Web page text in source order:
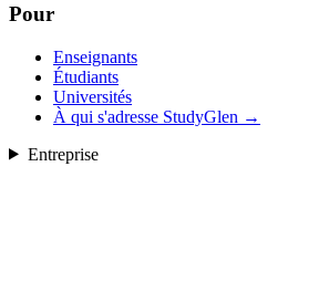
Pour
Enseignants
Étudiants
Universités
À qui s'adresse StudyGlen →
Entreprise